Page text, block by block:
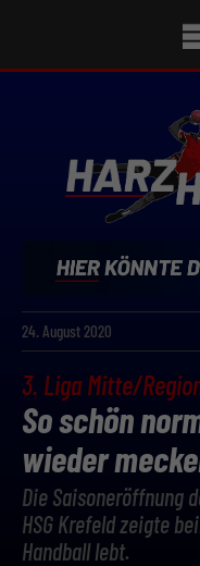
24. August 2020
3. Liga Mitte/
So schön
wieder
Die Saisoneröffnung
HSG Krefeld zeigte
Handball lebt.